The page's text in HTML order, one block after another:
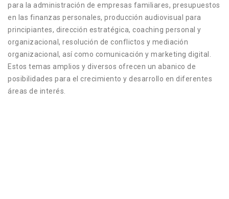
para la administración de empresas familiares, presupuestos
en las finanzas personales, producción audiovisual para
principiantes, dirección estratégica, coaching personal y
organizacional, resolución de conflictos y mediación
organizacional, así como comunicación y marketing digital.
Estos temas amplios y diversos ofrecen un abanico de
posibilidades para el crecimiento y desarrollo en diferentes
áreas de interés.